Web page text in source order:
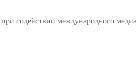
при содействии международного